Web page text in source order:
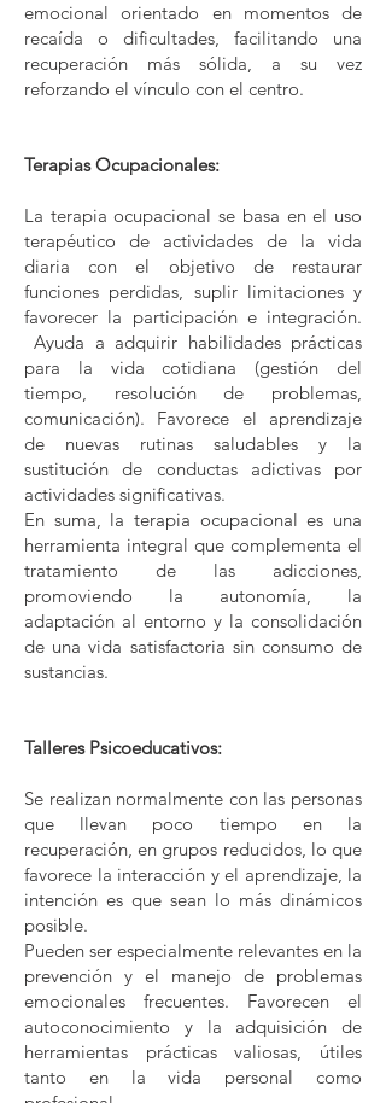
emocional orientado en momentos de
recaída o dificultades, facilitando una
recuperación más sólida, a su vez
reforzando el vínculo con el centro.
Terapias Ocupacionales:
La terapia ocupacional se basa en el uso
terapéutico de actividades de la vida
diaria con el objetivo de restaurar
funciones perdidas, suplir limitaciones y
favorecer la participación e integración.
Ayuda a adquirir habilidades prácticas
para la vida cotidiana (gestión del
tiempo, resolución de problemas,
comunicación). Favorece el aprendizaje
de nuevas rutinas saludables y la
sustitución de conductas adictivas por
actividades significativas.
En suma, la terapia ocupacional es una
herramienta integral que complementa el
tratamiento de las adicciones,
promoviendo la autonomía, la
adaptación al entorno y la consolidación
de una vida satisfactoria sin consumo de
sustancias.
Talleres Psicoeducativos:
Se realizan normalmente con las personas
que llevan poco tiempo en la
recuperación, en grupos reducidos, lo que
favorece la interacción y el aprendizaje, la
intención es que sean lo más dinámicos
posible.
Pueden ser especialmente relevantes en la
prevención y el manejo de problemas
emocionales frecuentes. Favorecen el
autoconocimiento y la adquisición de
herramientas prácticas valiosas, útiles
tanto en la vida personal como